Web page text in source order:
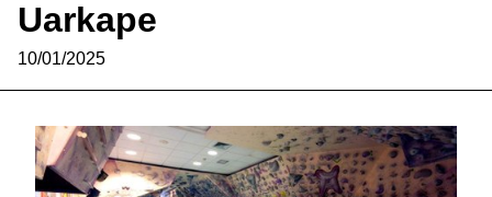
Uarkape
10/01/2025